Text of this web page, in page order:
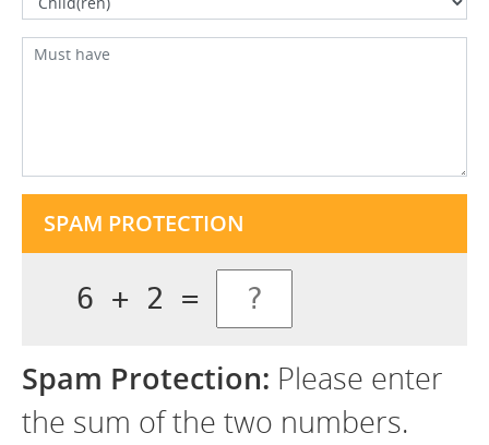
SPAM PROTECTION
6 + 2 =
Spam Protection: Please enter
the sum of the two numbers.